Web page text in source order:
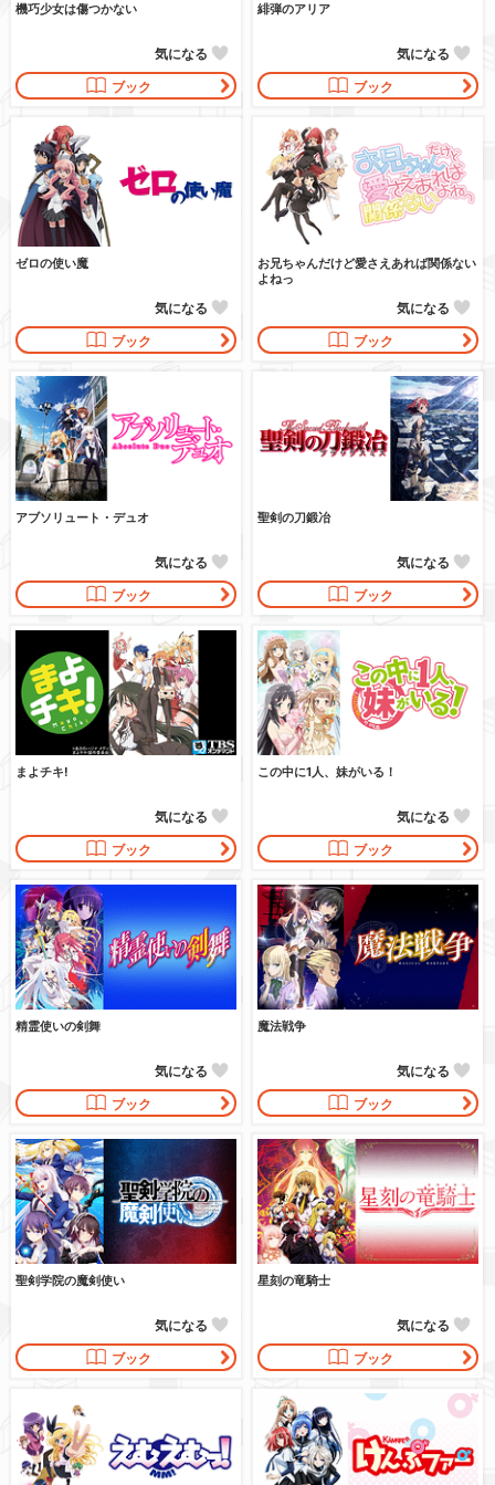
機巧少女は傷つかない
ブック
気になる
緋弾のアリア
ブック
気になる
ゼロの使い魔
ブック
気になる
お兄ちゃんだけど愛さえあれば関係ない
よねっ
ブック
気になる
アブソリュート・デュオ
ブック
気になる
聖剣の刀鍛冶
ブック
気になる
まよチキ!
ブック
気になる
この中に1人、妹がいる！
ブック
気になる
精霊使いの剣舞
ブック
気になる
魔法戦争
ブック
気になる
聖剣学院の魔剣使い
ブック
気になる
星刻の竜騎士
ブック
気になる